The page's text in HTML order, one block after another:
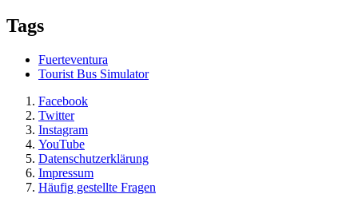
Tags
Fuerteventura
Tourist Bus Simulator
Facebook
Twitter
Instagram
YouTube
Datenschutzerklärung
Impressum
Häufig gestellte Fragen